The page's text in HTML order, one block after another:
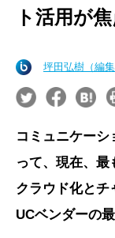
ト活用が
坪田弘樹（編集
コミュニケーシ
って、現在、
クラウド化とチ
UCベンダーの